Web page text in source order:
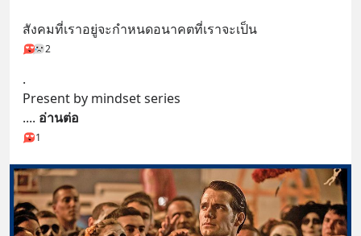
สังคมที่เราอยู่จะกำหนดอนาคตที่เราจะเป็น
2
.
Present by mindset series
.... อ่านต่อ
1